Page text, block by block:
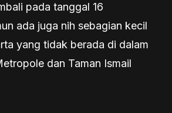
pada tanggal 16
ada juga nih sebagian kecil
yang tidak berada di dalam
dan Taman Ismail